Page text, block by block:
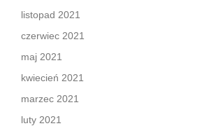
listopad 2021
czerwiec 2021
maj 2021
kwiecień 2021
marzec 2021
luty 2021